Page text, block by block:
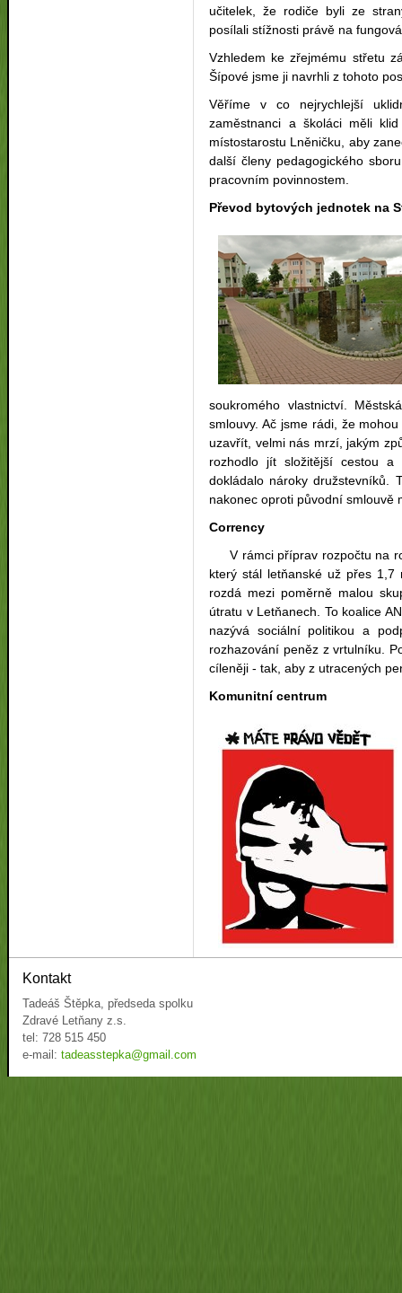
učitelek, že rodiče byli ze
posílali stížnosti právě na
Vzhledem ke zřejmému střetu
Šípové jsme ji navrhli z tohoto
Věříme v co nejrychlejší
zaměstnanci a školáci měli
místostarostu Lněničku, aby
další členy pedagogického
pracovním povinnostem.
Převod bytových jednotek na
soukromého vlastnictví.
smlouvy. Ač jsme rádi, že
uzavřít, velmi nás mrzí, jakým
rozhodlo jít složitější cestou a
dokládalo nároky družstevníků.
nakonec oproti původní smlouvě
Corrency
V rámci příprav rozpočtu na
který stál letňanské už přes 1,7
rozdá mezi poměrně malou
útratu v Letňanech. To koalice
nazývá sociální politikou a
rozhazování peněz z vrtulníku.
cíleněji - tak, aby z utracených
Komunitní centrum
Kontakt
Tadeáš Štěpka, předseda spolku
Zdravé Letňany z.s.
tel: 728 515 450
e-mail: tadeasstepka@gmail.com